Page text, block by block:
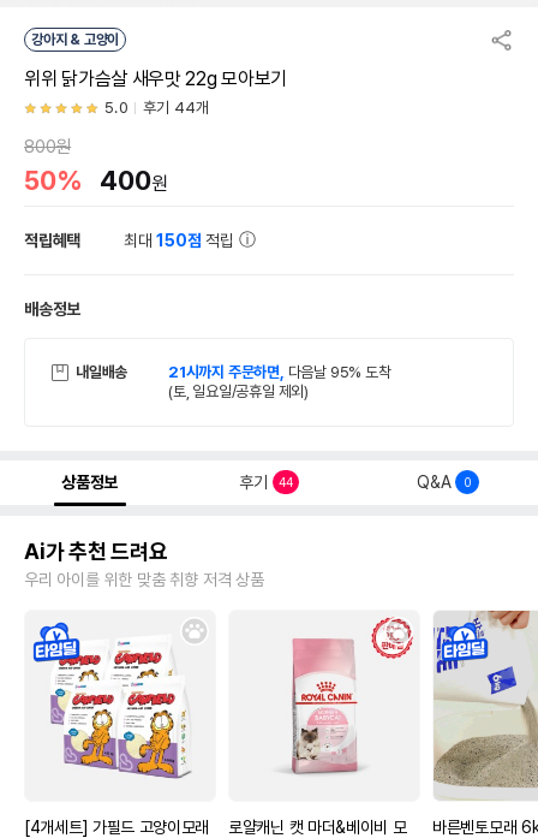
강아지 & 고양이
위위 닭가슴살 새우맛 22g 모아보기
5.0 후기 44개
800원
50% 400원
적립혜택 최대150점 적립
배송정보
내일배송 21시까지 주문하면, 다음날 95% 도착
(토, 일요일/공휴일 제외)
상품정보 후기 44 Q&A 0
Ai가 추천 드려요
우리 아이를 위한 맞춤 취향 저격 상품
[4개세트] 가필드 고양이모래
로얄캐닌 캣 마더&베이비 모
바른벤토모래